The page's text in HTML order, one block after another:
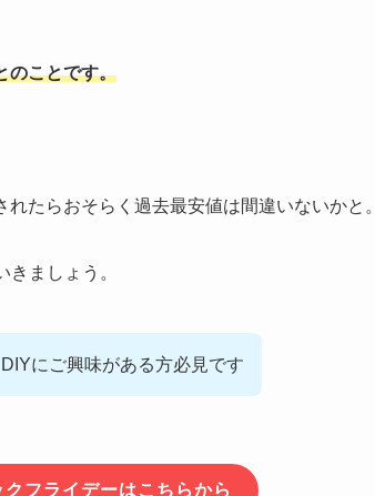
のことです。
たらおそらく過去最安値は間違いないかと。
ましょう。
にご興味がある方必見です
フライデーはこちらから